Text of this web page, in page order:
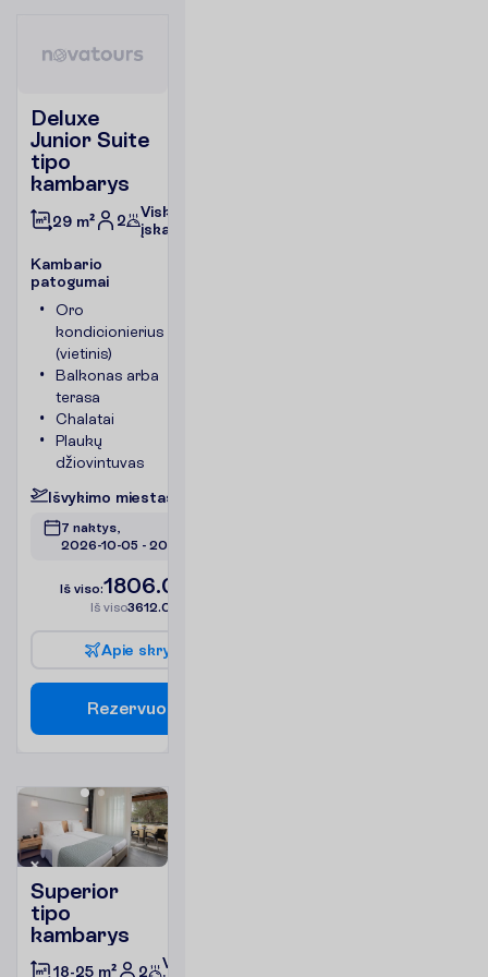
Deluxe
Junior Suite
tipo
kambarys
29 m² 2
Viskas
įskaičiuota
Kambario
patogumai
Oro
kondicionierius
(vietinis)
Balkonas arba
terasa
Chalatai
Plaukų
džiovintuvas
Išvykimo miestas
7 naktys,
2026-10-05 - 2026-10-12
Iš viso:1806.00
Iš viso3612.00
Apie skry
Rezervuo
Superior
tipo
kambarys
18-25 m² 2
Viskas